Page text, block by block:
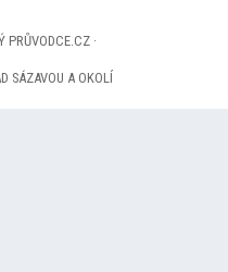
·
SÁZAVOU A OKOLÍ